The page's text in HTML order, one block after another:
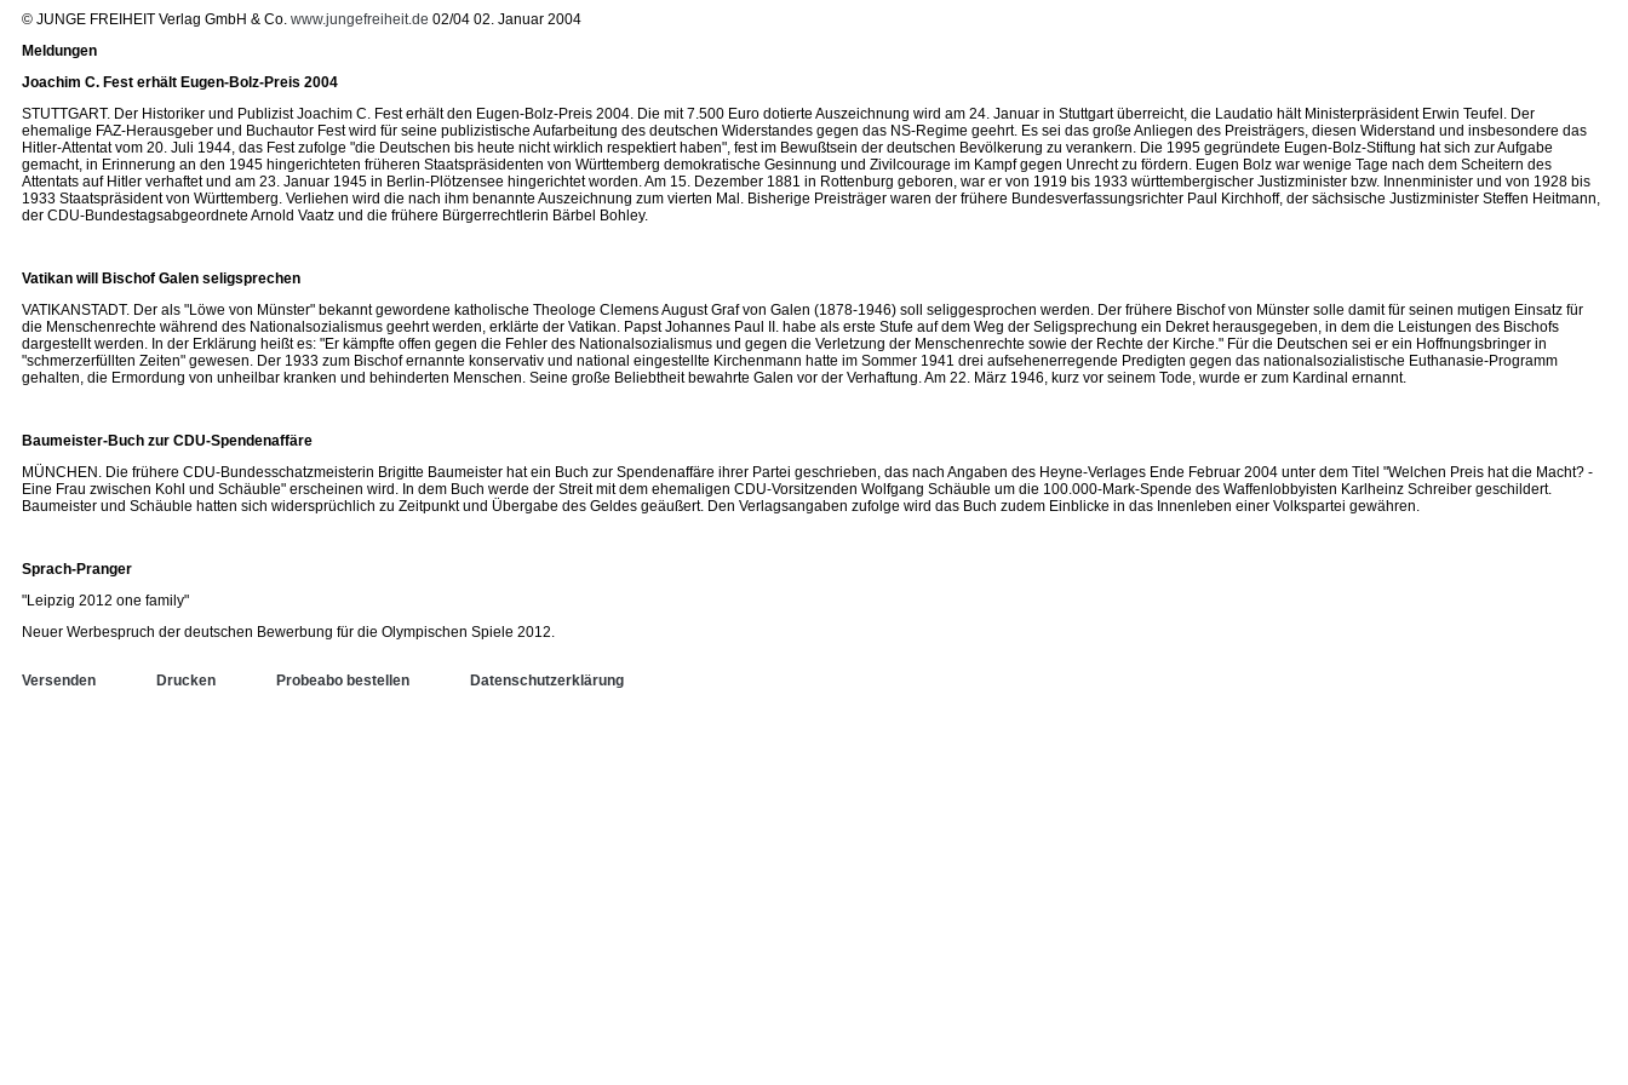
© JUNGE FREIHEIT Verlag GmbH & Co. www.jungefreiheit.de 02/04 02. Januar 2004
Meldungen
Joachim C. Fest erhält Eugen-Bolz-Preis 2004
STUTTGART. Der Historiker und Publizist Joachim C. Fest erhält den Eugen-Bolz-Preis 2004. Die mit 7.500 Euro dotierte Auszeichnung wird am 24. Januar in Stuttgart überreicht, die Laudatio hält Ministerpräsident Erwin Teufel. Der
ehemalige FAZ-Herausgeber und Buchautor Fest wird für seine publizistische Aufarbeitung des deutschen Widerstandes gegen das NS-Regime geehrt. Es sei das große Anliegen des Preisträgers, diesen Widerstand und insbesondere das
Hitler-Attentat vom 20. Juli 1944, das Fest zufolge "die Deutschen bis heute nicht wirklich respektiert haben", fest im Bewußtsein der deutschen Bevölkerung zu verankern. Die 1995 gegründete Eugen-Bolz-Stiftung hat sich zur Aufgabe
gemacht, in Erinnerung an den 1945 hingerichteten früheren Staatspräsidenten von Württemberg demokratische Gesinnung und Zivilcourage im Kampf gegen Unrecht zu fördern. Eugen Bolz war wenige Tage nach dem Scheitern des
Attentats auf Hitler verhaftet und am 23. Januar 1945 in Berlin-Plötzensee hingerichtet worden. Am 15. Dezember 1881 in Rottenburg geboren, war er von 1919 bis 1933 württembergischer Justizminister bzw. Innenminister und von 1928 bis
1933 Staatspräsident von Württemberg. Verliehen wird die nach ihm benannte Auszeichnung zum vierten Mal. Bisherige Preisträger waren der frühere Bundesverfassungsrichter Paul Kirchhoff, der sächsische Justizminister Steffen Heitmann,
der CDU-Bundestagsabgeordnete Arnold Vaatz und die frühere Bürgerrechtlerin Bärbel Bohley.
Vatikan will Bischof Galen seligsprechen
VATIKANSTADT. Der als "Löwe von Münster" bekannt gewordene katholische Theologe Clemens August Graf von Galen (1878-1946) soll seliggesprochen werden. Der frühere Bischof von Münster solle damit für seinen mutigen Einsatz für
die Menschenrechte während des Nationalsozialismus geehrt werden, erklärte der Vatikan. Papst Johannes Paul II. habe als erste Stufe auf dem Weg der Seligsprechung ein Dekret herausgegeben, in dem die Leistungen des Bischofs
dargestellt werden. In der Erklärung heißt es: "Er kämpfte offen gegen die Fehler des Nationalsozialismus und gegen die Verletzung der Menschenrechte sowie der Rechte der Kirche." Für die Deutschen sei er ein Hoffnungsbringer in
"schmerzerfüllten Zeiten" gewesen. Der 1933 zum Bischof ernannte konservativ und national eingestellte Kirchenmann hatte im Sommer 1941 drei aufsehenerregende Predigten gegen das nationalsozialistische Euthanasie-Programm
gehalten, die Ermordung von unheilbar kranken und behinderten Menschen. Seine große Beliebtheit bewahrte Galen vor der Verhaftung. Am 22. März 1946, kurz vor seinem Tode, wurde er zum Kardinal ernannt.
Baumeister-Buch zur CDU-Spendenaffäre
MÜNCHEN. Die frühere CDU-Bundesschatzmeisterin Brigitte Baumeister hat ein Buch zur Spendenaffäre ihrer Partei geschrieben, das nach Angaben des Heyne-Verlages Ende Februar 2004 unter dem Titel "Welchen Preis hat die Macht? -
Eine Frau zwischen Kohl und Schäuble" erscheinen wird. In dem Buch werde der Streit mit dem ehemaligen CDU-Vorsitzenden Wolfgang Schäuble um die 100.000-Mark-Spende des Waffenlobbyisten Karlheinz Schreiber geschildert.
Baumeister und Schäuble hatten sich widersprüchlich zu Zeitpunkt und Übergabe des Geldes geäußert. Den Verlagsangaben zufolge wird das Buch zudem Einblicke in das Innenleben einer Volkspartei gewähren.
Sprach-Pranger
"Leipzig 2012 one family"
Neuer Werbespruch der deutschen Bewerbung für die Olympischen Spiele 2012.
Versenden Drucken Probeabo bestellen Datenschutzerklärung